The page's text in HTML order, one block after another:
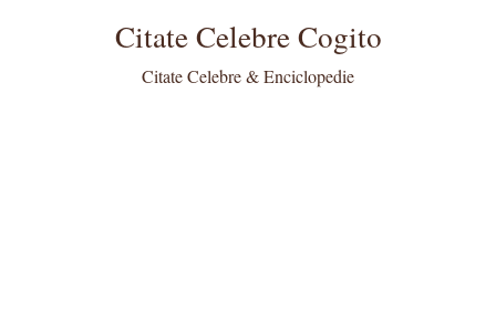
Citate Celebre Cogito
Citate Celebre & Enciclopedie